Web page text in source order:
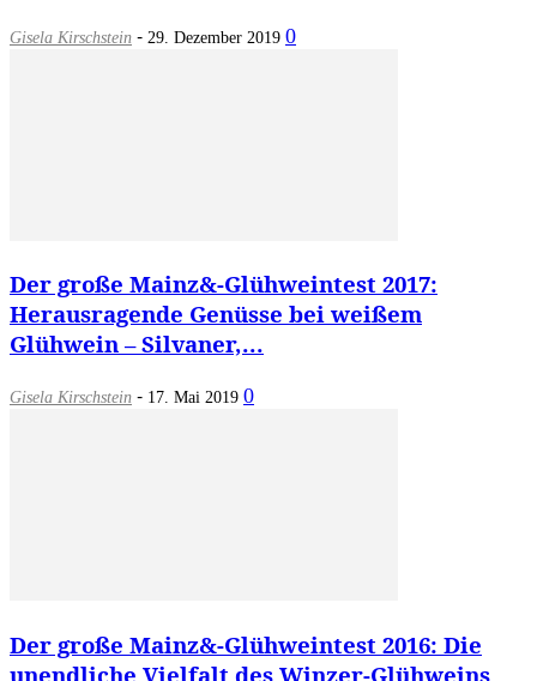
Gisela Kirschstein - 29. Dezember 2019 0
Der große Mainz&-Glühweintest 2017:
Herausragende Genüsse bei weißem
Glühwein – Silvaner,...
Gisela Kirschstein - 17. Mai 2019 0
Der große Mainz&-Glühweintest 2016: Die
unendliche Vielfalt des Winzer-Glühweins